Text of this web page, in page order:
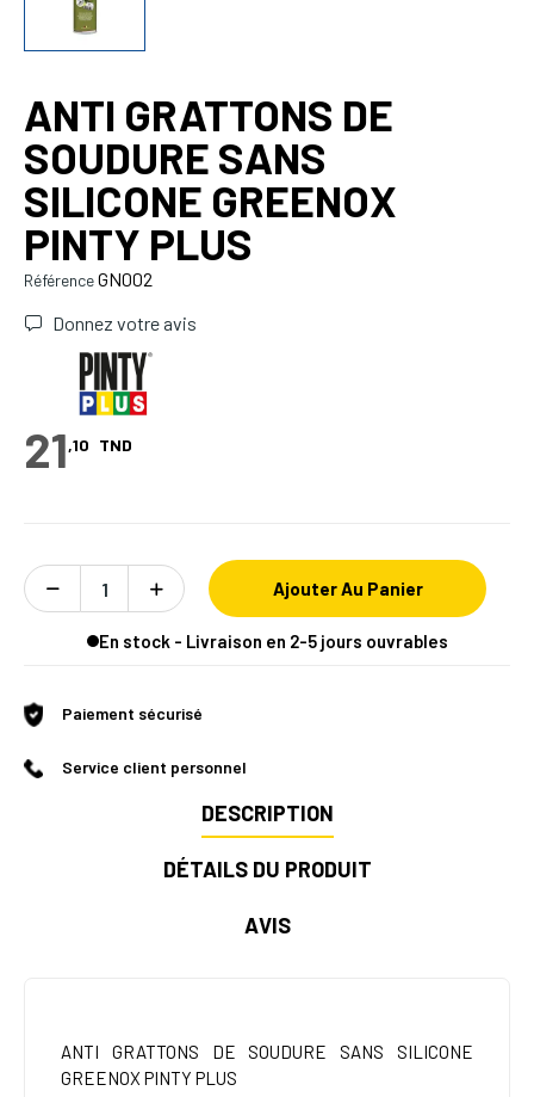
ANTI GRATTONS DE
SOUDURE SANS
SILICONE GREENOX
PINTY PLUS
RéférenceGN002
Donnez votre avis
21,10 TND
Ajouter Au Panier
En stock - Livraison en 2-5 jours ouvrables
Paiement sécurisé
Service client personnel
DESCRIPTION
DÉTAILS DU PRODUIT
AVIS
ANTI GRATTONS DE SOUDURE SANS SILICONE
GREENOX PINTY PLUS